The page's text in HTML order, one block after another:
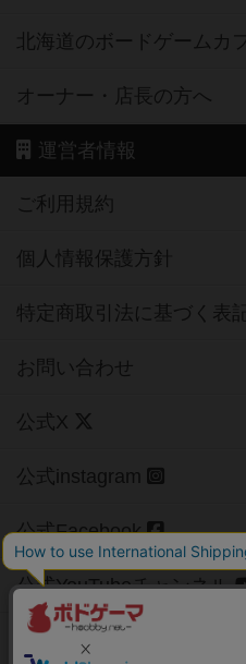
北海道のボードゲームカ
オーナー・店長の方へ
運営者情報
ご利用規約
個人情報保護方針
特定商取引法に基づく表
お問い合わせ
公式X
公式instagram
公式Facebook
公式YouTubeチャンネル